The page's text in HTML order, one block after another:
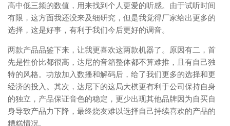
高中低三频的数值，用来找到个人更爱的听感。由于试听时间
有限，这方面我还没来及细研究，但是我觉得厂家给出更多的
选择，这是好事，有利于我们今后更好的调音。
两款产品品鉴下来，让我更喜欢这两款机器了。原因有二，首
先是性价比都很高，达尼的音箱整体都不算难推，且有自己独
特的风格。功放加入数播和解码后，给了我们更多的选择和更
经济的投入。其次，达尼下的这局大棋更有利于公司保持自身
的独立，产品保证音色的稳定，更少出现其他品牌因为自买自
身导致产品力下降，最终烧友难以选择自己持续喜欢的产品的
糟糕情况。